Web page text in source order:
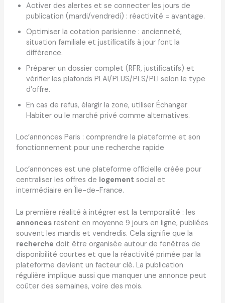
Activer des alertes et se connecter les jours de
publication (mardi/vendredi) : réactivité = avantage.
Optimiser la cotation parisienne : ancienneté,
situation familiale et justificatifs à jour font la
différence.
Préparer un dossier complet (RFR, justificatifs) et
vérifier les plafonds PLAI/PLUS/PLS/PLI selon le type
d’offre.
En cas de refus, élargir la zone, utiliser Échanger
Habiter ou le marché privé comme alternatives.
Loc’annonces Paris : comprendre la plateforme et son
fonctionnement pour une recherche rapide
Loc’annonces est une plateforme officielle créée pour
centraliser les offres de logement social et
intermédiaire en Île-de-France.
La première réalité à intégrer est la temporalité : les
annoncesrestent en moyenne 9 jours en ligne, publiées
souvent les mardis et vendredis. Cela signifie que la
recherche doit être organisée autour de fenêtres de
disponibilité courtes et que la réactivité primée par la
plateforme devient un facteur clé. La publication
régulière implique aussi que manquer une annonce peut
coûter des semaines, voire des mois.